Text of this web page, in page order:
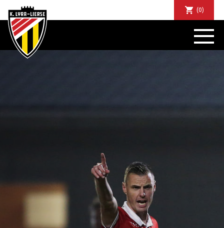
(0)
NIEUWS
DE CLUB
MATCHDINERS